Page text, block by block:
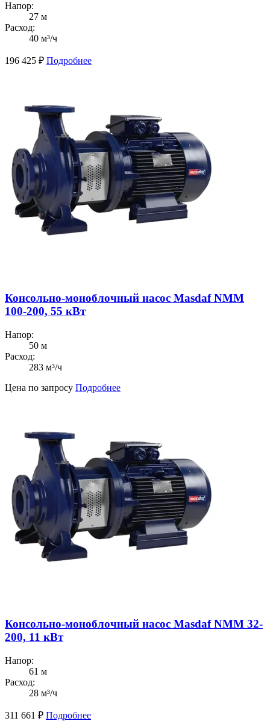
Напор:
27 м
Расход:
40 м³/ч
196 425 ₽ Подробнее
Консольно-моноблочный насос Masdaf NMM
100-200, 55 кВт
Напор:
50 м
Расход:
283 м³/ч
Цена по запросу Подробнее
Консольно-моноблочный насос Masdaf NMM 32-
200, 11 кВт
Напор:
61 м
Расход:
28 м³/ч
311 661 ₽ Подробнее